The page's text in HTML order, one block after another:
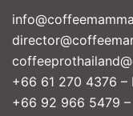
+66 61 270
+66 92 966